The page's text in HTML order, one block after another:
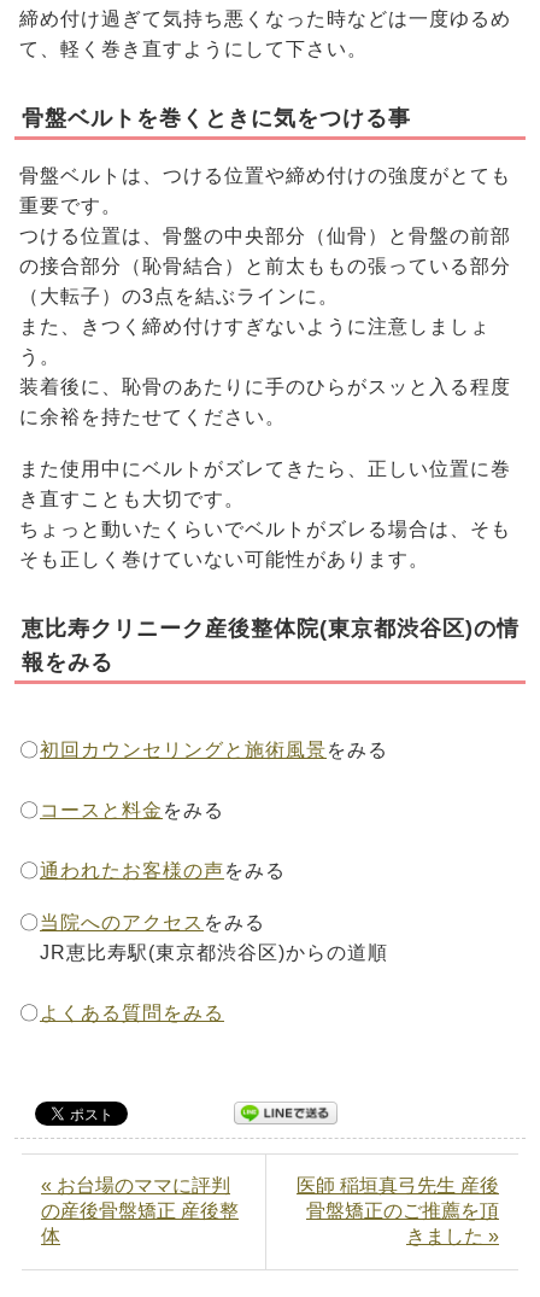
締め付け過ぎて気持ち悪くなった時などは一度ゆるめ
て、軽く巻き直すようにして下さい。
骨盤ベルトを巻くときに気をつける事
骨盤ベルトは、つける位置や締め付けの強度がとても
重要です。
つける位置は、骨盤の中央部分（仙骨）と骨盤の前部
の接合部分（恥骨結合）と前太ももの張っている部分
（大転子）の3点を結ぶラインに。
また、きつく締め付けすぎないように注意しましょ
う。
装着後に、恥骨のあたりに手のひらがスッと入る程度
に余裕を持たせてください。
また使用中にベルトがズレてきたら、正しい位置に巻
き直すことも大切です。
ちょっと動いたくらいでベルトがズレる場合は、そも
そも正しく巻けていない可能性があります。
恵比寿クリニーク産後整体院(東京都渋谷区)の情
報をみる
〇初回カウンセリングと施術風景をみる
〇 コースと料金 をみる
〇通われたお客様の声をみる
〇当院へのアクセス をみる
JR恵比寿駅(東京都渋谷区)からの道順
〇 よくある質問をみる
« お台場のママに評判
の産後骨盤矯正 産後整
体
医師 稲垣真弓先生 産後
骨盤矯正のご推薦を頂
きました »